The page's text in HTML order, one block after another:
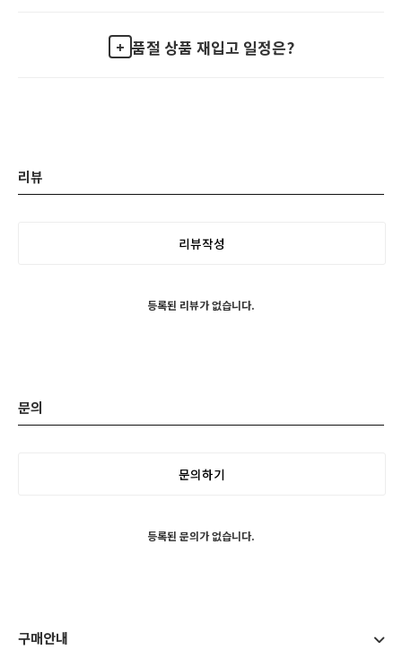
품절 상품 재입고 일정은?
리뷰
리뷰작성
등록된 리뷰가 없습니다.
문의
문의하기
등록된 문의가 없습니다.
구매안내